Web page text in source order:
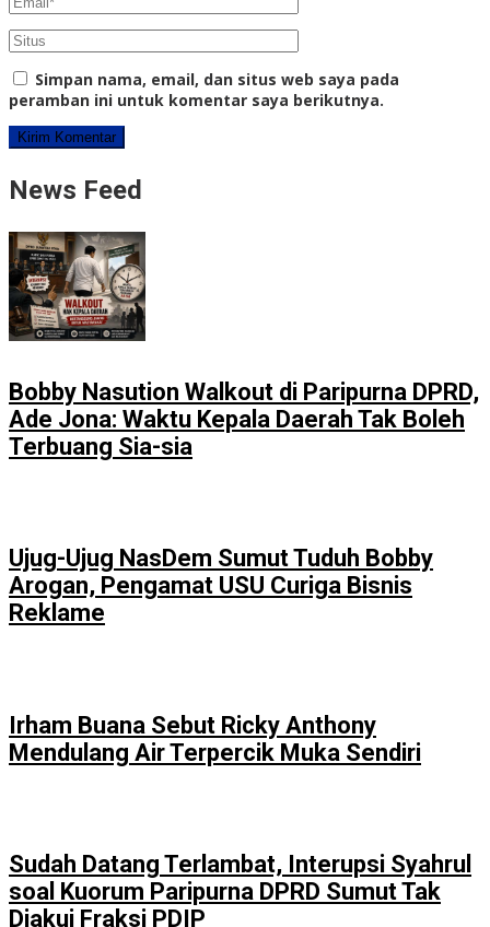
Simpan nama, email, dan situs web saya pada
peramban ini untuk komentar saya berikutnya.
News Feed
Bobby Nasution Walkout di Paripurna DPRD,
Ade Jona: Waktu Kepala Daerah Tak Boleh
Terbuang Sia-sia
Ujug-Ujug NasDem Sumut Tuduh Bobby
Arogan, Pengamat USU Curiga Bisnis
Reklame
Irham Buana Sebut Ricky Anthony
Mendulang Air Terpercik Muka Sendiri
Sudah Datang Terlambat, Interupsi Syahrul
soal Kuorum Paripurna DPRD Sumut Tak
Diakui Fraksi PDIP